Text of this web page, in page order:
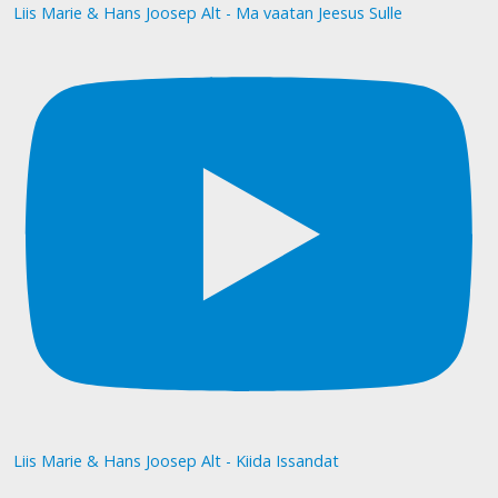
Liis Marie & Hans Joosep Alt - Ma vaatan Jeesus Sulle
Liis Marie & Hans Joosep Alt - Kiida Issandat